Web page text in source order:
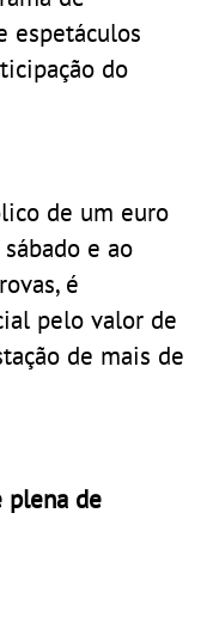
espetáculos
do
de um euro
e ao
é
pelo valor de
de mais de
plena de